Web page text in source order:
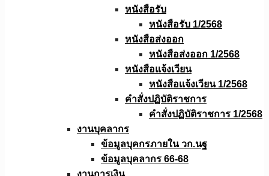
หนังสือรับ
หนังสือรับ 1/2568
หนังสือส่งออก
หนังสือส่งออก 1/2568
หนังสือแจ้งเวียน
หนังสือเเจ้งเวียน 1/2568
คำสั่งปฏิบัติราชการ
คำสั่งปฏิบัติราชการ 1/2568
งานบุคลากร
ข้อมูลบุคกรภายใน วก.นฐ
ข้อมูลบุคลากร 66-68
งานการเงิน